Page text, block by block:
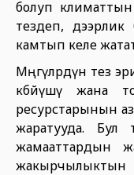
болуп климаттын
тездеп, дээрлик
камтып келе
Мөңгүлөрдүн тез
көбөйүшү жана
ресурстарынын
жаратууда. Бул
жамааттардын
жакырчылыктын